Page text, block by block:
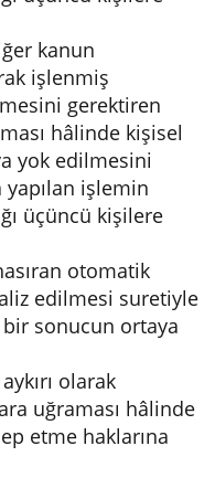
kanun
işlenmiş
gerektiren
hâlinde kişisel
yok edilmesini
işlemin
üçüncü kişilere
otomatik
edilmesi suretiyle
sonucun ortaya
olarak
uğraması hâlinde
etme haklarına